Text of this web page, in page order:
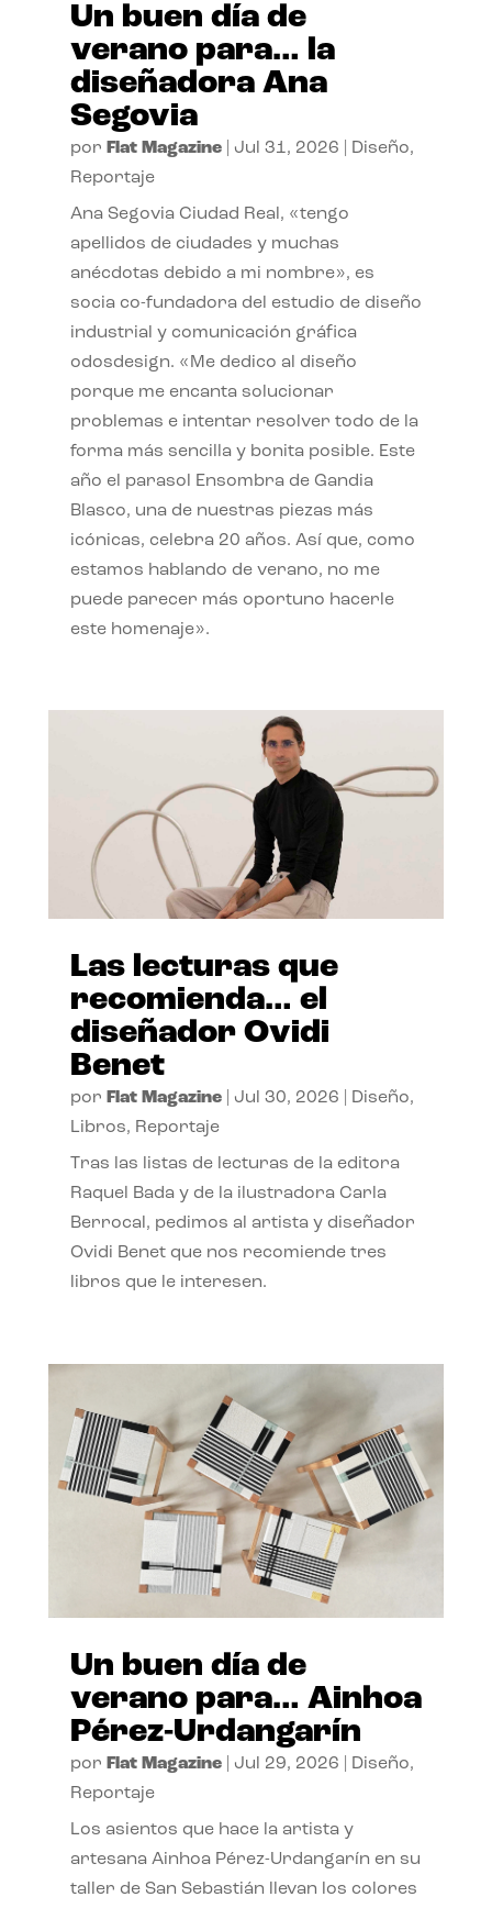
Un buen día de
verano para… la
diseñadora Ana
Segovia
por Flat Magazine| Jul 31, 2026 Diseño,
Reportaje
Ana Segovia Ciudad Real, «tengo
apellidos de ciudades y muchas
anécdotas debido a mi nombre», es
socia co-fundadora del estudio de diseño
industrial y comunicación gráfica
odosdesign. «Me dedico al diseño
porque me encanta solucionar
problemas e intentar resolver todo de la
forma más sencilla y bonita posible. Este
año el parasol Ensombra de Gandia
Blasco, una de nuestras piezas más
icónicas, celebra 20 años. Así que, como
estamos hablando de verano, no me
puede parecer más oportuno hacerle
este homenaje».
Las lecturas que
recomienda… el
diseñador Ovidi
Benet
por Flat Magazine| Jul 30, 2026 Diseño,
Libros, Reportaje
Tras las listas de lecturas de la editora
Raquel Bada y de la ilustradora Carla
Berrocal, pedimos al artista y diseñador
Ovidi Benet que nos recomiende tres
libros que le interesen.
Un buen día de
verano para… Ainhoa
Pérez-Urdangarín
por Flat Magazine| Jul 29, 2026 Diseño,
Reportaje
Los asientos que hace la artista y
artesana Ainhoa Pérez-Urdangarín en su
taller de San Sebastián llevan los colores